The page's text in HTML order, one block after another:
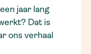
jaar lang
Dat is
ons verhaal